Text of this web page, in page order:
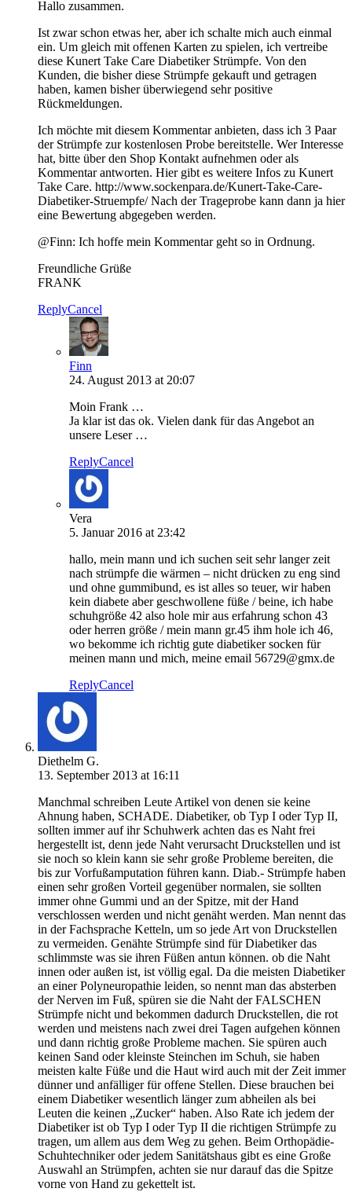
Hallo zusammen.
Ist zwar schon etwas her, aber ich schalte mich auch einmal
ein. Um gleich mit offenen Karten zu spielen, ich vertreibe
diese Kunert Take Care Diabetiker Strümpfe. Von den
Kunden, die bisher diese Strümpfe gekauft und getragen
haben, kamen bisher überwiegend sehr positive
Rückmeldungen.
Ich möchte mit diesem Kommentar anbieten, dass ich 3 Paar
der Strümpfe zur kostenlosen Probe bereitstelle. Wer Interesse
hat, bitte über den Shop Kontakt aufnehmen oder als
Kommentar antworten. Hier gibt es weitere Infos zu Kunert
Take Care. http://www.sockenpara.de/Kunert-Take-Care-
Diabetiker-Struempfe/ Nach der Trageprobe kann dann ja hier
eine Bewertung abgegeben werden.
@Finn: Ich hoffe mein Kommentar geht so in Ordnung.
Freundliche Grüße
FRANK
ReplyCancel
Finn
24. August 2013 at 20:07
Moin Frank …
Ja klar ist das ok. Vielen dank für das Angebot an
unsere Leser …
ReplyCancel
Vera
5. Januar 2016 at 23:42
hallo, mein mann und ich suchen seit sehr langer zeit
nach strümpfe die wärmen – nicht drücken zu eng sind
und ohne gummibund, es ist alles so teuer, wir haben
kein diabete aber geschwollene füße / beine, ich habe
schuhgröße 42 also hole mir aus erfahrung schon 43
oder herren größe / mein mann gr.45 ihm hole ich 46,
wo bekomme ich richtig gute diabetiker socken für
meinen mann und mich, meine email 56729@gmx.de
ReplyCancel
Diethelm G.
13. September 2013 at 16:11
Manchmal schreiben Leute Artikel von denen sie keine
Ahnung haben, SCHADE. Diabetiker, ob Typ I oder Typ II,
sollten immer auf ihr Schuhwerk achten das es Naht frei
hergestellt ist, denn jede Naht verursacht Druckstellen und ist
sie noch so klein kann sie sehr große Probleme bereiten, die
bis zur Vorfußamputation führen kann. Diab.- Strümpfe haben
einen sehr großen Vorteil gegenüber normalen, sie sollten
immer ohne Gummi und an der Spitze, mit der Hand
verschlossen werden und nicht genäht werden. Man nennt das
in der Fachsprache Ketteln, um so jede Art von Druckstellen
zu vermeiden. Genähte Strümpfe sind für Diabetiker das
schlimmste was sie ihren Füßen antun können. ob die Naht
innen oder außen ist, ist völlig egal. Da die meisten Diabetiker
an einer Polyneuropathie leiden, so nennt man das absterben
der Nerven im Fuß, spüren sie die Naht der FALSCHEN
Strümpfe nicht und bekommen dadurch Druckstellen, die rot
werden und meistens nach zwei drei Tagen aufgehen können
und dann richtig große Probleme machen. Sie spüren auch
keinen Sand oder kleinste Steinchen im Schuh, sie haben
meisten kalte Füße und die Haut wird auch mit der Zeit immer
dünner und anfälliger für offene Stellen. Diese brauchen bei
einem Diabetiker wesentlich länger zum abheilen als bei
Leuten die keinen „Zucker“ haben. Also Rate ich jedem der
Diabetiker ist ob Typ I oder Typ II die richtigen Strümpfe zu
tragen, um allem aus dem Weg zu gehen. Beim Orthopädie-
Schuhtechniker oder jedem Sanitätshaus gibt es eine Große
Auswahl an Strümpfen, achten sie nur darauf das die Spitze
vorne von Hand zu gekettelt ist.